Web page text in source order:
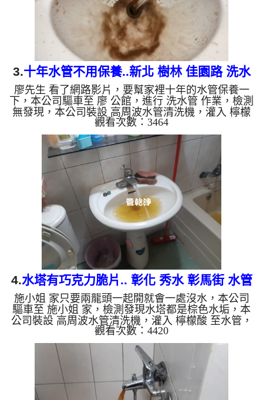
3.十年水管不用保養..新北 樹林 佳園路 洗水
管
廖先生 看了網路影片，要幫家裡十年的水管保養一
下，本公司驅車至 廖 公館，進行 洗水管 作業，檢測
無發現，本公司裝設 高周波水管清洗機，灌入 檸檬
酸 至水管，等了約15分，開啟 水管清洗機 ，啟動 螺
旋波 模式，一洗就出髒水，越洗就越髒，看起來像
是咖啡，二個多小時後，出水變乾淨出水量也變大
了。 如是自來水，如水管老化，會產生鐵鏽跟泥沙
堆積，洗出來的水就會是咖啡色，地下水含有氧化
錳，管壁上會結成黑色管垢，洗出來的水會跟石油一
樣黑，有些洗出綠色的水，是因為裡面有銅的物質，
生鏽產生銅綠，如是藍色...
觀看次數：3464
4.水塔有巧克力脆片.. 彰化 秀水 彰馬街 水管
清洗
施小姐 家只要兩龍頭一起開就會一處沒水，本公司
驅車至 施小姐 家，檢測發現水塔都是棕色水垢，本
公司裝設 高周波水管清洗機，灌入 檸檬酸 至水管，
等了約15分，開啟 水管清洗機 ，啟動 螺旋波 模式，
一洗就出黃色髒水，一下變成了深綠色，水塔流出巧
克力脆片，四個多小時後，出水量恢復了。 如是自
來水，如水管老化，會產生鐵鏽跟泥沙堆積，洗出來
的水就會是咖啡色，地下水含有氧化錳，管壁上會結
成黑色管垢，洗出來的水會跟石油一樣黑，有些洗出
觀看次數：4420